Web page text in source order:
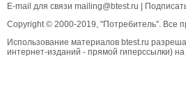
E-mail для связи mailing@btest.ru
Copyright © 2000-2019, "Потребитель". Все
Использование материалов btest.ru
интернет-изданий - прямой гиперссылки) на